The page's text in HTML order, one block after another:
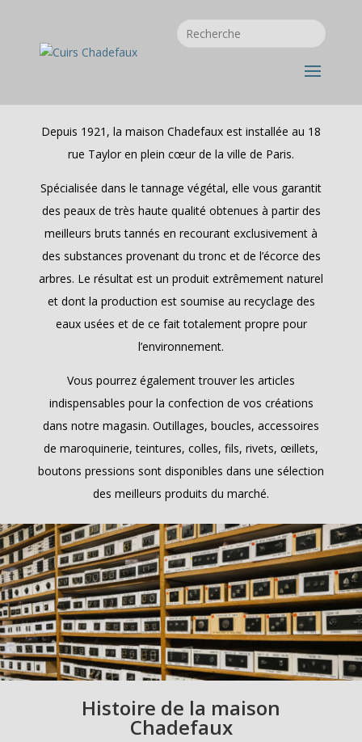
Depuis 1921, la maison Chadefaux est installée au 18
rue Taylor en plein cœur de la ville de Paris.
Spécialisée dans le tannage végétal, elle vous garantit
des peaux de très haute qualité obtenues à partir des
meilleurs bruts tannés en recourant exclusivement à
des substances provenant du tronc et de l’écorce des
arbres. Le résultat est un produit extrêmement naturel
et dont la production est soumise au recyclage des
eaux usées et de ce fait totalement propre pour
l’environnement.
Vous pourrez également trouver les articles
indispensables pour la confection de vos créations
dans notre magasin. Outillages, boucles, accessoires
de maroquinerie, teintures, colles, fils, rivets, œillets,
boutons pressions sont disponibles dans une sélection
des meilleurs produits du marché.
Histoire de la maison
Chadefaux